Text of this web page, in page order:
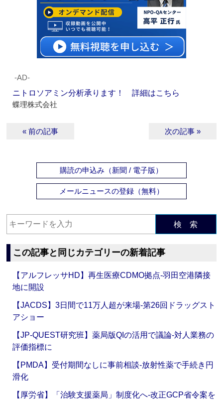
‐AD‐
ニトロソアミン分析承ります！ 詳細はこちら
蝶理株式会社
« 前の記事 次の記事 »
購読の申込み（新聞 / 電子版）
メールニュースの登録（無料）
検 索
この記事と同じカテゴリーの新着記事
【アルフレッサHD】再生医療CDMO拠点‐羽田空港隣接
地に開設
【JACDS】3日間で11万人超が来場‐第26回ドラッグスト
アショー
【JP-QUEST研究班】薬局版QIの活用で議論‐対人業務の
評価指標に
【PMDA】受付期間なしに事前相談‐放射性薬で手続き円
滑化
【厚労省】「治験支援薬局」制度化へ‐改正GCP省令案を